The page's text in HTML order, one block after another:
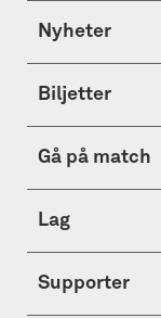
Nyheter
Biljetter
Gå på match
Lag
Supporter